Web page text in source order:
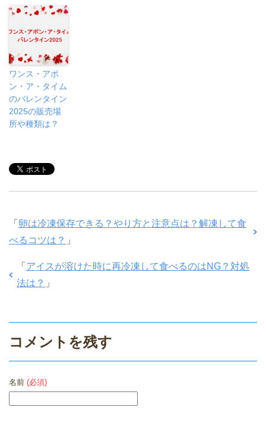
ワンス・アポ
ン・ア・タイム
のバレンタイン
2025の販売場
所や種類は？
「 卵は冷凍保存できる？やり方と注意点は？解凍して食
べるコツは？ 」
「 アイスが溶けた時に再冷凍して食べるのはNG？対処
法は？ 」
コメントを残す
名前 (必須)